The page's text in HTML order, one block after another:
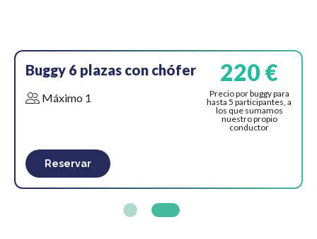
Buggy 6 plazas con chófer
Máximo 1
220 €
Precio por buggy para
hasta 5 participantes, a
los que sumamos
nuestro propio
conductor
Reservar